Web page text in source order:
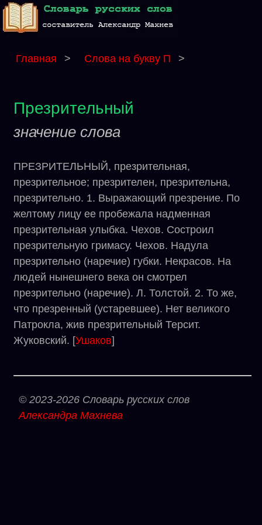
Главная > Слова на букву П >
Презрительный
значение слова
ПРЕЗРИТЕЛЬНЫЙ, презрительная,
презрительное; презрителен, презрительна,
презрительно. 1. Выражающий презрение. По
желтому лицу ее пробежала надменная
презрительная улыбка. Чехов. Состроил
презрительную гримасу. Чехов. Надула
презрительно (наречие) губки. Некрасов. На
людей нынешнего века он смотрел
презрительно (наречие). Л. Толстой. 2. То же,
что презренный (устаревшее). Нет великого
Патрокла, жив презрительный Терсит.
Жуковский. [Ушаков]
© 2023-2026 Словарь русских слов
Александра Махнева